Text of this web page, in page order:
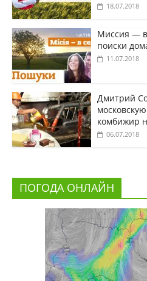
18.07.2018
Миссия — в
поиски
11.07.2018
Дмитрий
комбижир
06.07.2018
ПОГОДА ОНЛАЙН